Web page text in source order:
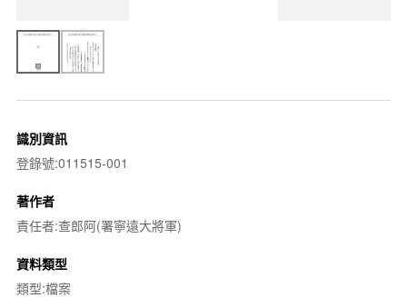
識別資訊
登錄號:011515-001
著作者
責任者:查郎阿(署寧遠大將軍)
資料類型
類型:檔案